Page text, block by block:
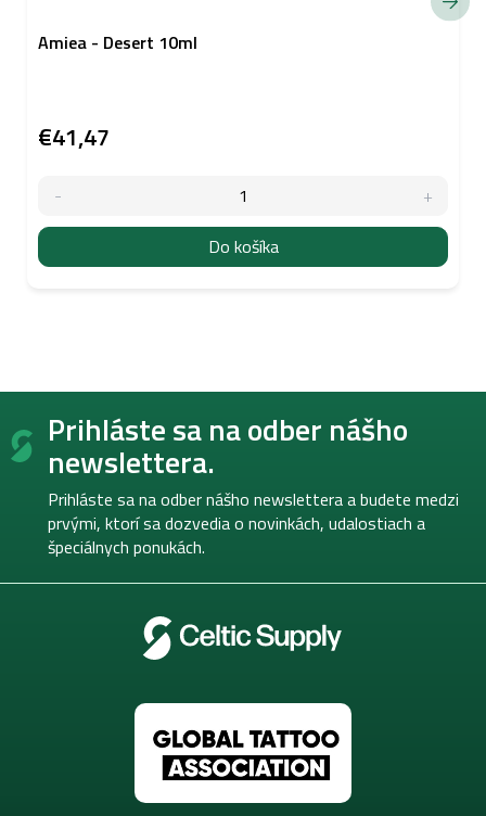
Amiea - Desert 10ml
€41,47
Do košíka
Z
Prihláste sa na odber nášho
newslettera.
Prihláste sa na odber nášho newslettera a budete medzi
prvými, ktorí sa dozvedia o novinkách, udalostiach a
špeciálnych ponukách.